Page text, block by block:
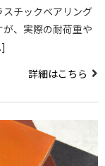
チックベアリング
、実際の耐荷重や
詳細はこちら